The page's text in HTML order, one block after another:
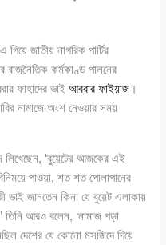
জাতীয় নাগরিক পার্টির
রাজনৈতিক কর্মকাণ্ড পালনের
ফাহাদের ভাইআবরার ফাইয়াজ ।
নামাজে অংশ নেওয়ার সময়
লিখেছেন, ‘বুয়েটের আজকের এই
পাওয়া, শত শত পোলাপানের
ভাই জানতেন কিনা যে বুয়েট এলাকায়
তিনি আরও বলেন, ‘নামাজ পড়া
দেশের যে কোনো মসজিদে দিয়ে